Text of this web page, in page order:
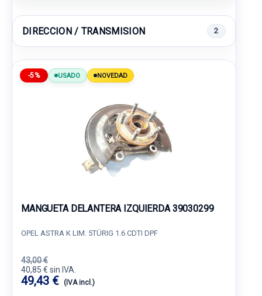
DIRECCION / TRANSMISION 2
-5% USADO NOVEDAD
MANGUETA DELANTERA IZQUIERDA 39030299
OPEL ASTRA K LIM. 5TÜRIG 1.6 CDTI DPF
43,00 €
40,85 € sin IVA.
49,43 € (IVA incl.)